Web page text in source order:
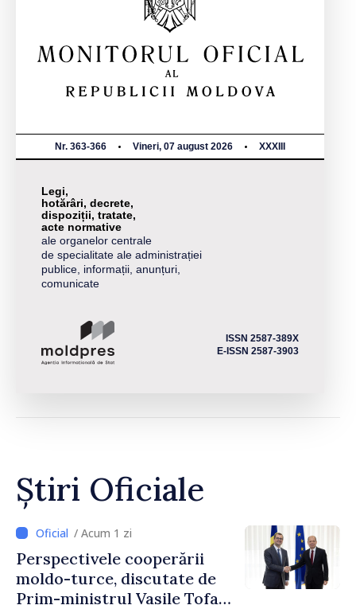
Nr. 363-366 Vineri, 07 august 2026 XXXIII
Legi,
hotărâri, decrete,
dispoziții, tratate,
acte normative
ale organelor centrale
de specialitate ale administrației
publice, informații, anunțuri,
comunicate
ISSN 2587-389X
E-ISSN 2587-3903
Știri Oficiale
/ Acum 1 zi
Perspectivele cooperării
moldo-turce, discutate de
Prim-ministrul Vasile Tofan